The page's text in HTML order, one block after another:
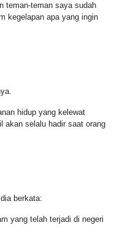
teman-teman saya sudah
kegelapan apa yang ingin
hidup yang kelewat
akan selalu hadir saat orang
berkata:
yang telah terjadi di negeri